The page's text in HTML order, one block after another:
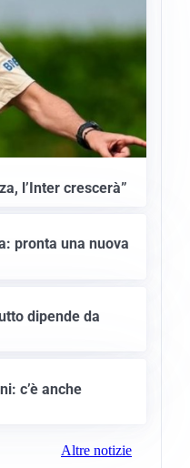
l’Inter crescerà”
pronta una nuova
dipende da
c’è anche
Altre notizie